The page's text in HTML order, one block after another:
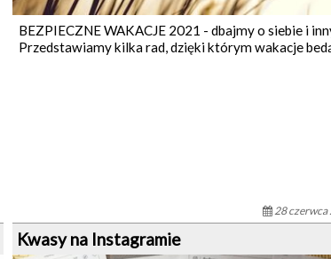
BEZPIECZNE WAKACJE 2021 - dbajmy o siebie i
Przedstawiamy kilka rad, dzięki którym wakacje
28 czerwca
Kwasy na Instagramie